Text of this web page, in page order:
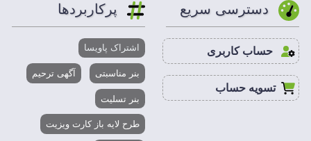
دسترسی سریع
حساب کاربری
تسویه حساب
پرکاربردها
اشتراک پاویسا
بنر مناسبتی آگهی ترحیم
بنر تسلیت
طرح لایه باز کارت ویزیت